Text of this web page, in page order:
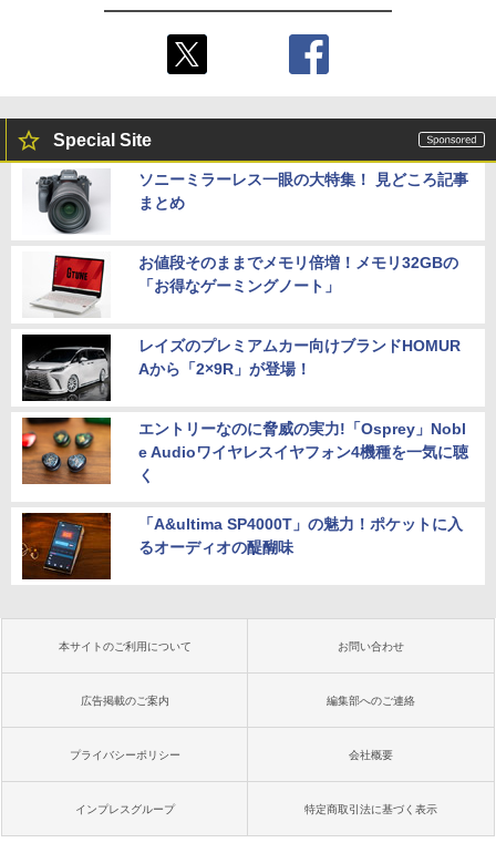
Special Site
ソニーミラーレス一眼の大特集！ 見どころ記事
まとめ
お値段そのままでメモリ倍増！メモリ32GBの
「お得なゲーミングノート」
レイズのプレミアムカー向けブランドHOMUR
Aから「2×9R」が登場！
エントリーなのに脅威の実力!「Osprey」Nobl
e Audioワイヤレスイヤフォン4機種を一気に聴
く
「A&ultima SP4000T」の魅力！ポケットに入
るオーディオの醍醐味
本サイトのご利用について お問い合わせ
広告掲載のご案内 編集部へのご連絡
プライバシーポリシー 会社概要
インプレスグループ 特定商取引法に基づく表示